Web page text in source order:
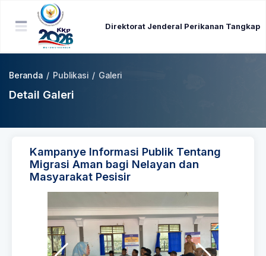
Direktorat Jenderal Perikanan Tangkap
Beranda / Publikasi / Galeri
Detail Galeri
Kampanye Informasi Publik Tentang
Migrasi Aman bagi Nelayan dan
Masyarakat Pesisir